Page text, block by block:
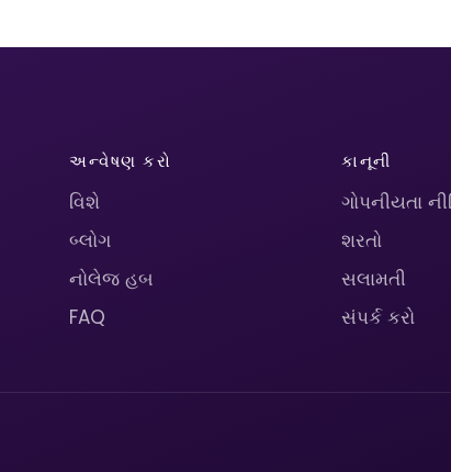
અન્વેષણ કરો
વિશે
બ્લોગ
નોલેજ હબ
FAQ
કાનૂની
ગોપનીયતા
શરતો
સલામતી
સંપર્ક કરો